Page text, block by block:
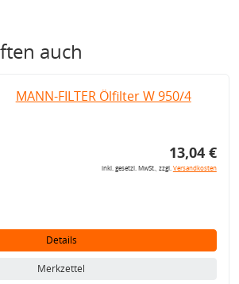
auch
MANN-FILTER Ölfilter W 950/4
13,04 €
inkl. gesetzl. MwSt., zzgl.Versandkosten
Details
Merkzettel